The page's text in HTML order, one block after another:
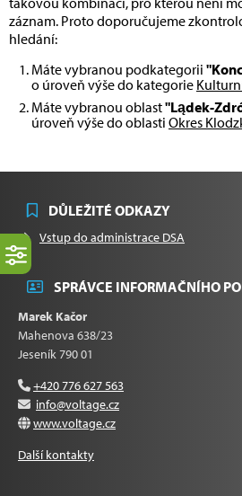
záznam. Proto doporučujeme
hledání:
Máte vybranou podkategorii
o úroveň výše do kategorie
Máte vybranou oblast"Lądek-
úroveň výše do oblasti Okres
DŮLEŽITÉ ODKAZY
Vstup do administrace DSA
SPRÁVCE INFORMAČNÍHO
Marek Kačor
Mahenova 638/23
Jeseník 790 01
+420 776 627 563
info@voltage.cz
www.voltage.cz
Další kontakty